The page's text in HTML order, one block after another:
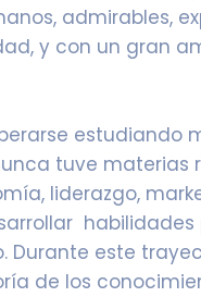
admirables,
y con un gran
estudiando
tuve materias
liderazgo,
Durante este
de los